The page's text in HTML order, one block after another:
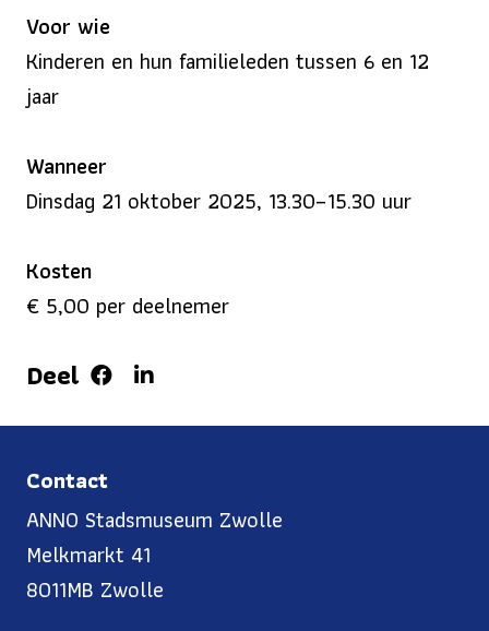
Voor wie
Kinderen en hun familieleden tussen 6 en 12
jaar
Wanneer
Dinsdag 21 oktober 2025, 13.30–15.30 uur
Kosten
€ 5,00 per deelnemer
Deel
Contact
ANNO Stadsmuseum Zwolle
Melkmarkt 41
8011MB Zwolle